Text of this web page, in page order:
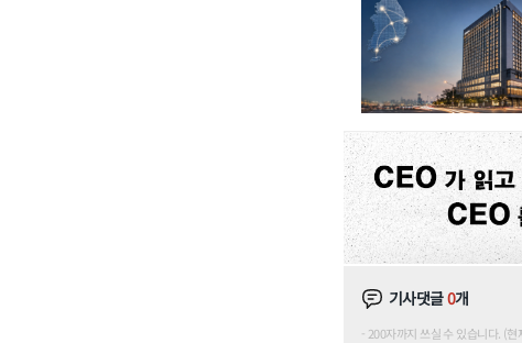
기사댓글0개
200자까지 쓰실 수 있습니다. (